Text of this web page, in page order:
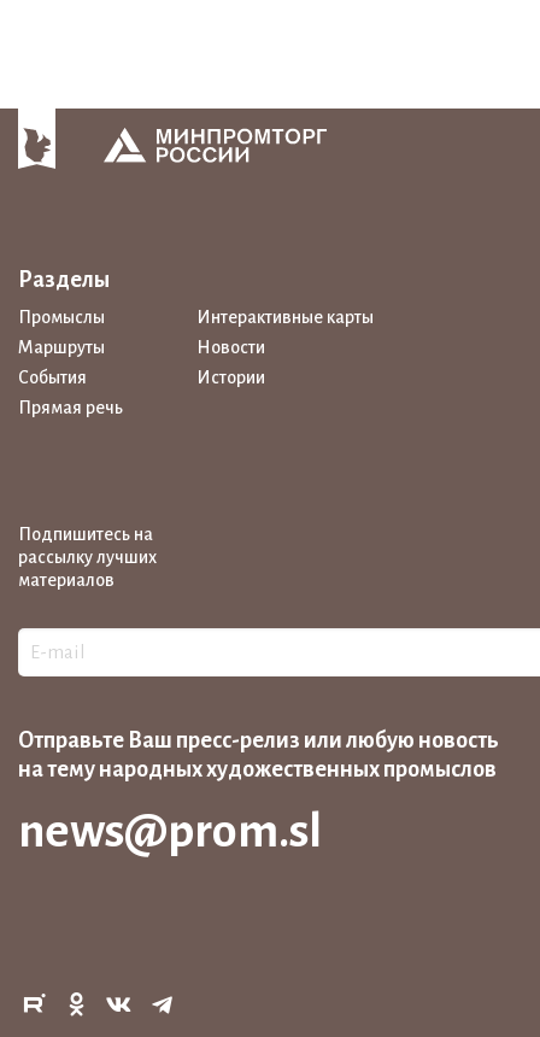
Разделы
Промыслы
Интерактивные карты
Маршруты
Новости
События
Истории
Прямая речь
Подпишитесь на
рассылку лучших
материалов
Отправьте Ваш пресс-релиз или любую новость
на тему народных художественных промыслов
news@prom.sl